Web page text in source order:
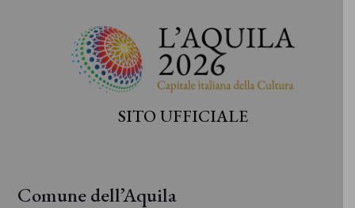
SITO UFFICIALE
Comune dell’Aquila